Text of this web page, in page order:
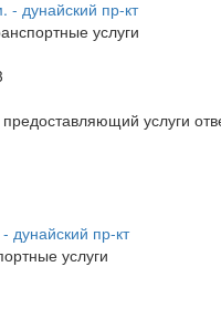
- дунайский пр-кт
услуги
услуги
дунайский пр-кт
услуги